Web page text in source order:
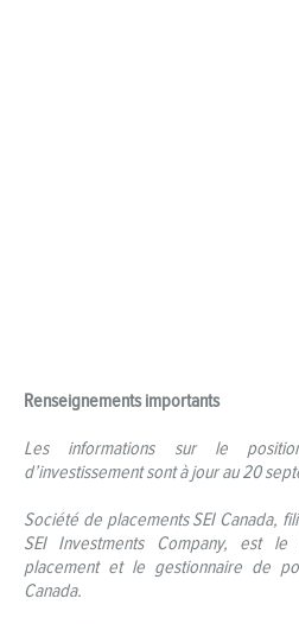
Renseignements importants
Les informations sur le
d’investissement sont à jour au 20
Société de placements SEI Canada,
SEI Investments Company, est
placement et le gestionnaire de
Canada.